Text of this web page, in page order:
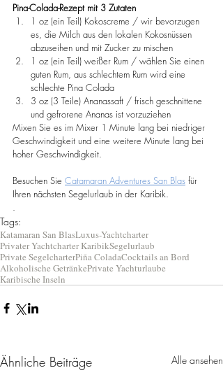
Pina-Colada-Rezept mit 3 Zutaten
1 oz (ein Teil) Kokoscreme / wir bevorzugen
es, die Milch aus den lokalen Kokosnüssen
abzuseihen und mit Zucker zu mischen
1 oz (ein Teil) weißer Rum / wählen Sie einen
guten Rum, aus schlechtem Rum wird eine
schlechte Pina Colada
3 oz (3 Teile) Ananassaft / frisch geschnittene
und gefrorene Ananas ist vorzuziehen
Mixen Sie es im Mixer 1 Minute lang bei niedriger
Geschwindigkeit und eine weitere Minute lang bei
hoher Geschwindigkeit.
Besuchen Sie Catamaran Adventures San Blas für
Ihren nächsten Segelurlaub in der Karibik.
.
Tags:
Katamaran San BlasLuxus-Yachtcharter
Privater Yachtcharter KaribikSegelurlaub
Private SegelcharterPiña ColadaCocktails an Bord
Alkoholische GetränkePrivate Yachturlaube
Karibische Inseln
Ähnliche Beiträge Alle ansehen